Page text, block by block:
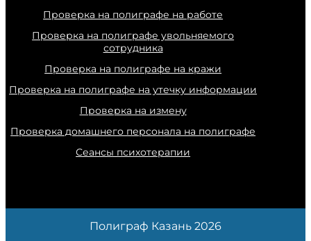
Проверка на полиграфе на работе
Проверка на полиграфе увольняемого
сотрудника
Проверка на полиграфе на кражи
Проверка на полиграфе на утечку информации
Проверка на измену
Проверка домашнего персонала на полиграфе
Сеансы психотерапии
Полиграф Казань 2026